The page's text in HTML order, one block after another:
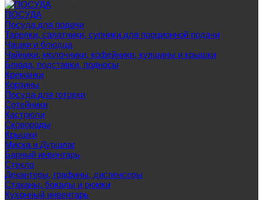
ПОСУДА
Посуда для подачи
Тарелки, салатники, супники для порционной подачи
Чашки и блюдца
Чайники, молочники, кофейники, кувшины и крышки
Блюда, подставки, подносы
Креманки
Корзины
Посуда для готовки
Сотейники
Кастрюли
Сковороды
Крышки
Миска и Дуршлаг
Барный инвентарь
Стекло
Декантеры, графины, диспенсеры
Стаканы, бокалы и рюмки
Кухонный инвентарь